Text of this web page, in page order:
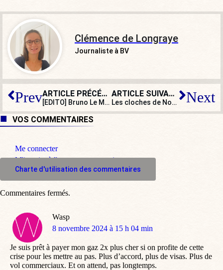
Clémence de Longraye
Journaliste à BV
Prev ARTICLE PRÉCÉDENT
[EDITO] Bruno Le Maire : le déficit, M’sieur, c’est pas moi, c’est Barnier !
ARTICLE SUIVANT
Les cloches de Notre-Dame retentissent de nouveau Next
VOS COMMENTAIRES
Me connecter
M'inscrire à l'espace commentaire
Charte d'utilisation des commentaires
Wasp
dit
8 novembre 2024 à 15 h 04 min
Je suis prêt à payer mon gaz 2x plus cher si on profite de cette
crise pour les mettre au pas. Plus d’accord, plus de visas. Plus de
vol commerciaux. Et on attend, pas longtemps.
Commentaires fermés.